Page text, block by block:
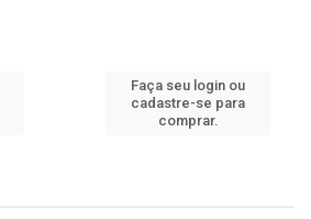
Faça seu login ou
cadastre-se para
comprar.